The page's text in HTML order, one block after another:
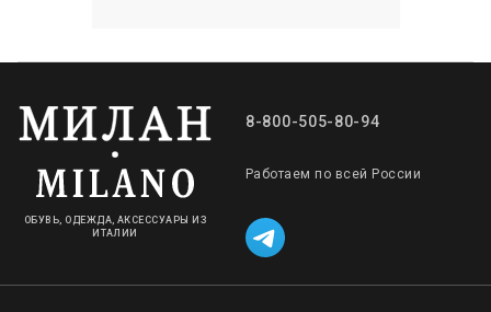
ОБУВЬ, ОДЕЖДА, АКСЕССУАРЫ ИЗ
ИТАЛИИ
8-800-505-80-94
Работаем по всей России